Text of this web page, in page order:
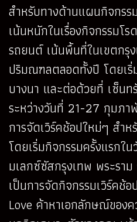
สำหรับทางด้านแผนกิจกร
เน้นหนักในเรื่องกิจกรรมโ
รถยนต์ เน้นพื้นที่ในเขตกรุ
ปริมณฑลตลอดทั้งปี โดยเริ่
บางนา และต่อด้วยที่ เซ็นท
ระหว่างวันที่ 21-27 กุมภ
การจัดเวิร์คช้อปใหม่ๆ สำห
โดยเริ่มกิจกรรมครั้งแรก
มเลกซ์ซัสกรุงเทพ พระรา
เป็นการจัดกิจกรรมเวิร์คช้
Love ค้าหาเอกลักษณ์ของ